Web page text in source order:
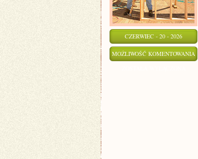
CZERWIEC - 20 - 2026
MOŻLIWOŚĆ KOMENTOWANIA